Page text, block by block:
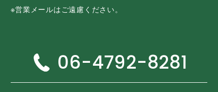
※営業メールはご遠慮ください。
06-4792-8281